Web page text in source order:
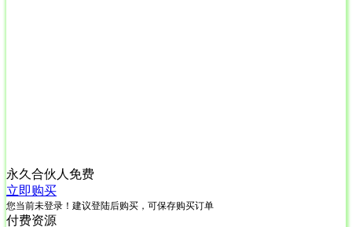
永久合伙人 免费
立即购买
您当前未登录！建议登陆后购买，可保存购买订单
付费资源